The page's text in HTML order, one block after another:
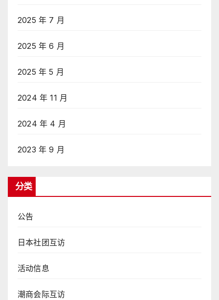
2025 年 7 月
2025 年 6 月
2025 年 5 月
2024 年 11 月
2024 年 4 月
2023 年 9 月
分类
公告
日本社团互访
活动信息
潮商会际互访